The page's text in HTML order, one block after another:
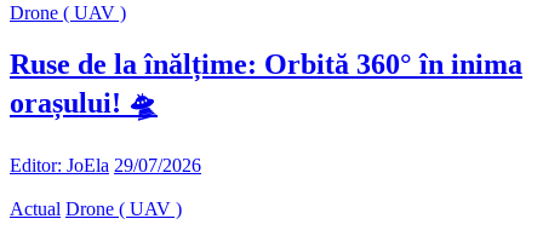
Drone ( UAV )
Ruse de la înălțime: Orbită 360° în inima
orașului! 🛸
Editor: JoEla 29/07/2026
Actual Drone ( UAV )